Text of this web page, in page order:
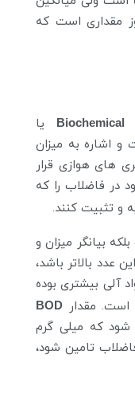
مقداری است که
یا
و اشاره به میزان
های هوازی قرار
در فاضلاب را که
و تثبیت کنند.
بیانگر میزان و
عدد بالاتر باشد،
آلی بیشتری بوده
مقدار BOD
شود که میلی گرم
تامین شود،